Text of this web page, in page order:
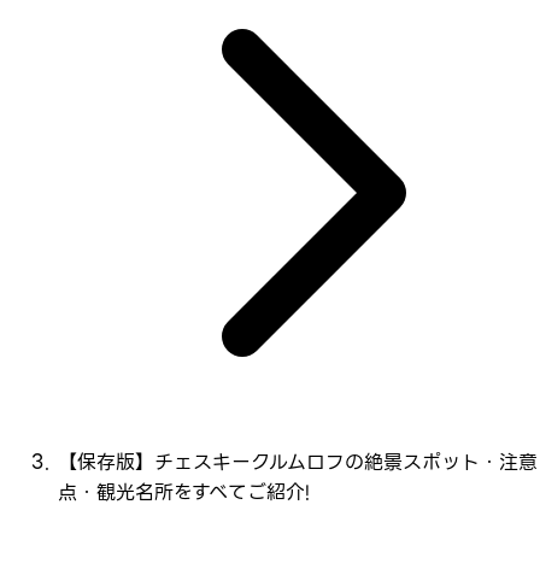
【保存版】チェスキークルムロフの絶景スポット・注意
点・観光名所をすべてご紹介!